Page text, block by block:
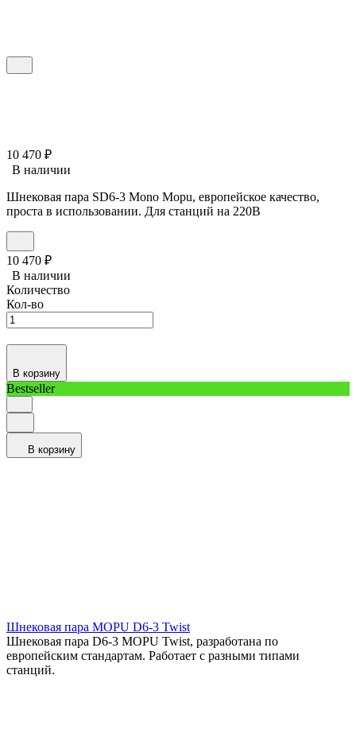
10 470 ₽
В наличии
Шнековая пара SD6-3 Mono Mopu, европейское качество,
проста в использовании. Для станций на 220В
10 470 ₽
В наличии
Количество
Кол-во
В корзину
Bestseller
В корзину
Шнековая пара MOPU D6-3 Twist
Шнековая пара D6-3 MOPU Twist, разработана по
европейским стандартам. Работает с разными типами
станций.